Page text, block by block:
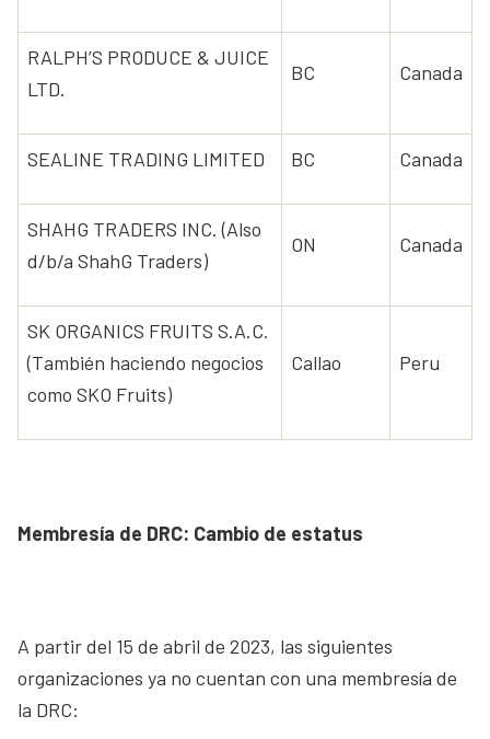
RALPH’S PRODUCE & JUICE
LTD.
BC Canada
SEALINE TRADING LIMITED BC Canada
SHAHG TRADERS INC. (Also
d/b/a ShahG Traders)
ON Canada
SK ORGANICS FRUITS S.A.C.
(También haciendo negocios
como SKO Fruits)
Callao Peru
Membresía de DRC: Cambio de estatus
A partir del 15 de abril de 2023, las siguientes
organizaciones ya no cuentan con una membresía de
la DRC: